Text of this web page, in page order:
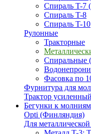
Спираль T-7
Спираль T-8
Спираль T-10
Рулонные
Тракторные
Спиральные
Фасовка по
Фурнитура для
Трактор
Бегунки к молниям
Opti (Финляндия)
Для